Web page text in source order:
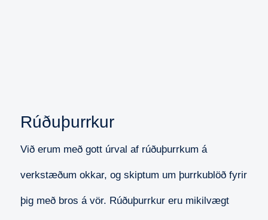
Rúðuþurrkur
Við erum með gott úrval af rúðuþurrkum á
verkstæðum okkar, og skiptum um þurrkublöð fyrir
þig með bros á vör. Rúðuþurrkur eru mikilvægt